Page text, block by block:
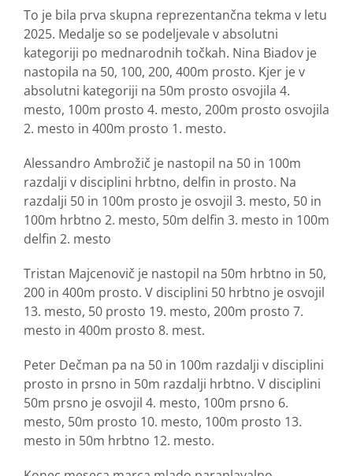
To je bila prva skupna reprezentančna tekma v letu
2025. Medalje so se podeljevale v absolutni
kategoriji po mednarodnih točkah. Nina Biadov je
nastopila na 50, 100, 200, 400m prosto. Kjer je v
absolutni kategoriji na 50m prosto osvojila 4.
mesto, 100m prosto 4. mesto, 200m prosto osvojila
2. mesto in 400m prosto 1. mesto.
Alessandro Ambrožič je nastopil na 50 in 100m
razdalji v disciplini hrbtno, delfin in prosto. Na
razdalji 50 in 100m prosto je osvojil 3. mesto, 50 in
100m hrbtno 2. mesto, 50m delfin 3. mesto in 100m
delfin 2. mesto
Tristan Majcenovič je nastopil na 50m hrbtno in 50,
200 in 400m prosto. V disciplini 50 hrbtno je osvojil
13. mesto, 50 prosto 19. mesto, 200m prosto 7.
mesto in 400m prosto 8. mest.
Peter Dečman pa na 50 in 100m razdalji v disciplini
prosto in prsno in 50m razdalji hrbtno. V disciplini
50m prsno je osvojil 4. mesto, 100m prsno 6.
mesto, 50m prosto 10. mesto, 100m prosto 13.
mesto in 50m hrbtno 12. mesto.